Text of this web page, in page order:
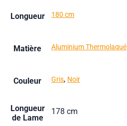
Longueur 180 cm
Matière Aluminium Thermolaqué
Couleur Gris, Noir
Longueur
de Lame
178 cm